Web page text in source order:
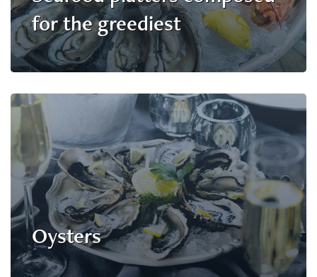
for the greediest
Oysters